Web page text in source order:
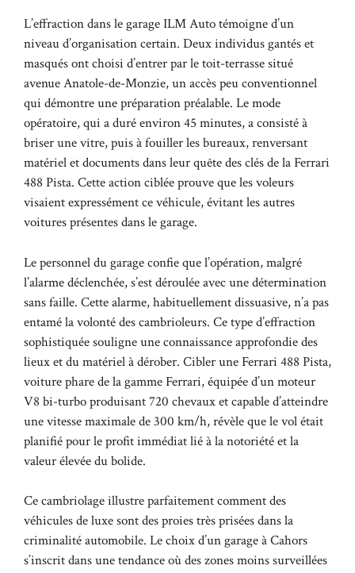
L’effraction dans le garage ILM Auto témoigne d’un
niveau d’organisation certain. Deux individus gantés et
masqués ont choisi d’entrer par le toit-terrasse situé
avenue Anatole-de-Monzie, un accès peu conventionnel
qui démontre une préparation préalable. Le mode
opératoire, qui a duré environ 45 minutes, a consisté à
briser une vitre, puis à fouiller les bureaux, renversant
matériel et documents dans leur quête des clés de la Ferrari
488 Pista. Cette action ciblée prouve que les voleurs
visaient expressément ce véhicule, évitant les autres
voitures présentes dans le garage.
Le personnel du garage confie que l’opération, malgré
l’alarme déclenchée, s’est déroulée avec une détermination
sans faille. Cette alarme, habituellement dissuasive, n’a pas
entamé la volonté des cambrioleurs. Ce type d’effraction
sophistiquée souligne une connaissance approfondie des
lieux et du matériel à dérober. Cibler une Ferrari 488 Pista,
voiture phare de la gamme Ferrari, équipée d’un moteur
V8 bi-turbo produisant 720 chevaux et capable d’atteindre
une vitesse maximale de 300 km/h, révèle que le vol était
planifié pour le profit immédiat lié à la notoriété et la
valeur élevée du bolide.
Ce cambriolage illustre parfaitement comment des
véhicules de luxe sont des proies très prisées dans la
criminalité automobile. Le choix d’un garage à Cahors
s’inscrit dans une tendance où des zones moins surveillées